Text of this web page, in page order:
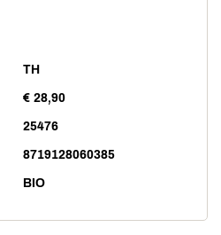
TH
€ 28,90
25476
8719128060385
BIO